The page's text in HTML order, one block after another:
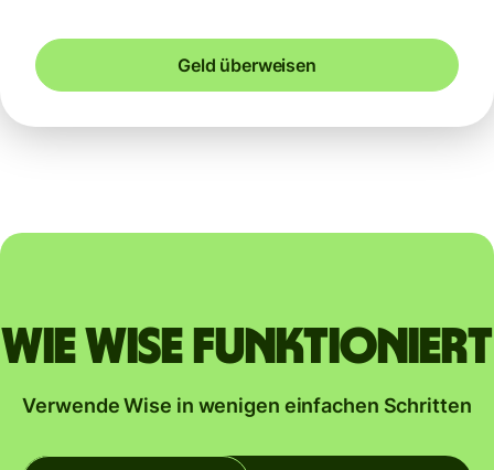
Geld überweisen
Wie Wise funktioniert
Verwende Wise in wenigen einfachen Schritten